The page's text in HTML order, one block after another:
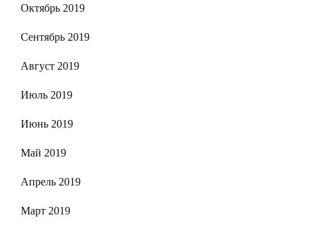
Октябрь 2019
Сентябрь 2019
Август 2019
Июль 2019
Июнь 2019
Май 2019
Апрель 2019
Март 2019